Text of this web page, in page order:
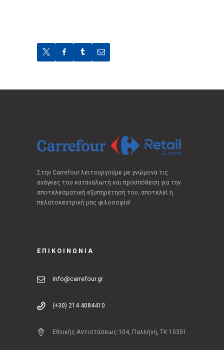
Στην Carrefour λειτουργούμε με γνώμονα τις
ανάγκες του καταναλωτή και προϋπόθεση για την
αποτελεσματική εξυπηρέτησή του, αποτελεί η
πελατοκεντρική μας φιλοσοφία!
ΕΠΙΚΟΙΝΩΝΙΑ
info@carrefour.gr
(+30) 214 4084410
Εθνικής Αντιστάσεως 104, Παλλήνη, ΤΚ 15351